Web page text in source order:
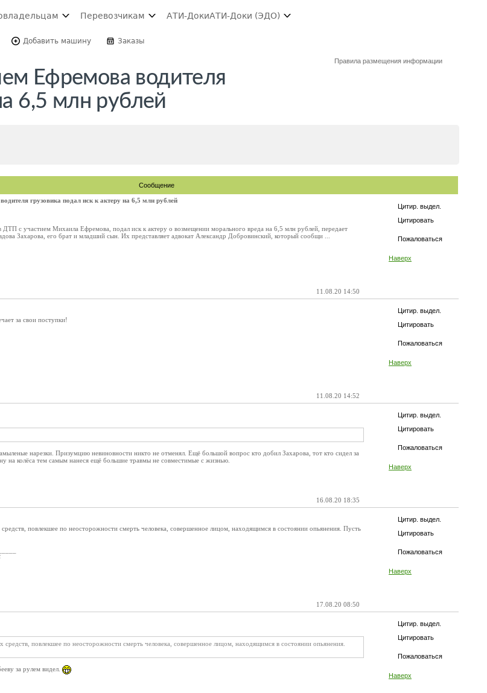
Перевозчикам АТИ-ДокиАТИ-Доки (ЭДО)
Добавить машину Заказы
Правила размещения информации
Ефремова водителя
6,5 млн рублей
Сообщение
Цитир. выдел.
Цитировать
Пожаловаться
Наверх
грузовика подал иск к актеру на 6,5 млн рублей
с участием Михаила Ефремова, подал иск к актеру о возмещении морального вреда на 6,5 млн рублей, передает
Захарова, его брат и младший сын. Их представляет адвокат Александр Добровинский, который сообщи ...
11.08.20 14:50
Цитир. выдел.
Цитировать
Пожаловаться
Наверх
за свои поступки!
11.08.20 14:52
Цитир. выдел.
Цитировать
Пожаловаться
Наверх
нарезки. Призумцию невиновности никто не отменял. Ещё большой вопрос кто добил Захарова, тот кто сидел за
на колёса тем самым нанеся ещё большие травмы не совместимые с жизнью.
16.08.20 18:35
Цитир. выдел.
Цитировать
Пожаловаться
Наверх
повлекшее по неосторожности смерть человека, совершенное лицом, находящимся в состоянии опьянения. Пусть
17.08.20 08:50
Цитир. выдел.
Цитировать
Пожаловаться
Наверх
повлекшее по неосторожности смерть человека, совершенное лицом, находящимся в состоянии опьянения.
за рулем видел.